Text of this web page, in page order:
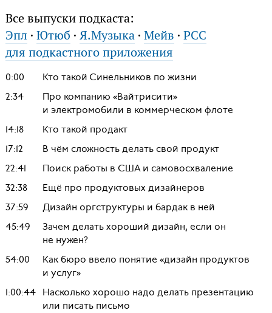
Все выпуски подкаста:
Эпл · Ютюб · Я.Музыка· Мейв · РСС
для подкастного приложения
0:00
Кто такой Синельников по жизни
2:34
Про компанию «Вайтрисити»
и электромобили в коммерческом флоте
14:18
Кто такой продакт
17:12
В чём сложность делать свой продукт
22:41
Поиск работы в США и самовосхваление
32:38
Ещё про продуктовых дизайнеров
37:59
Дизайн оргструктуры и бардак в ней
45:49
Зачем делать хороший дизайн, если он
не нужен?
54:00
Как бюро ввело понятие «дизайн продуктов
и услуг»
1:00:44 Насколько хорошо надо делать презентацию
или писать письмо